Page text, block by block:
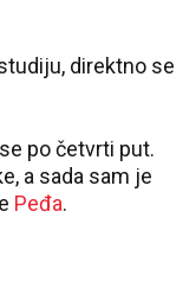
direktno se
po četvrti put.
a sada sam je
Peđa.